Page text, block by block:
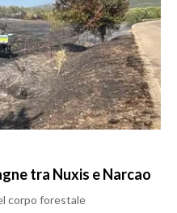
tra Nuxis e Narcao
corpo forestale